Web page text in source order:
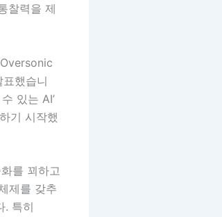
찰력을 제
했습니
있는 AI’
기 시작했
를 꾀하고
제를 갖추
. 특히